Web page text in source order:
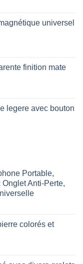
universel
finition mate
legere avec bouton
Portable,
Anti-Perte,
colorés et